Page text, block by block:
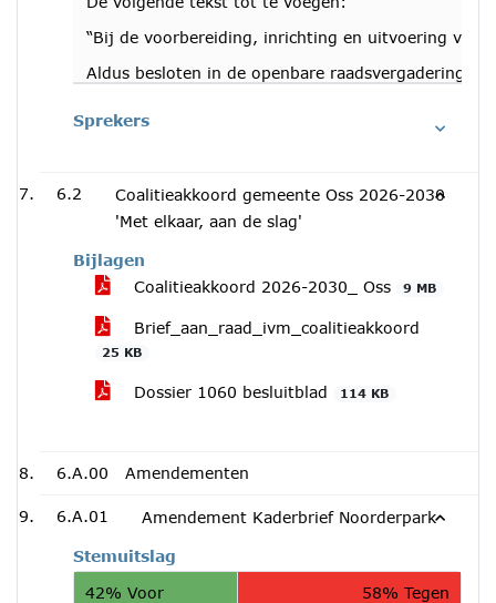
“Bij de voorbereiding, inrichting en uitvoering van
Aldus besloten in de openbare raadsvergadering
Sprekers
6.2
Coalitieakkoord gemeente Oss 2026-2030
'Met elkaar, aan de slag'
Bijlagen
Coalitieakkoord 2026-2030_ Oss
9 MB
Brief_aan_raad_ivm_coalitieakkoord
25 KB
Dossier 1060 besluitblad 114 KB
6.A.00 Amendementen
6.A.01 Amendement Kaderbrief Noorderpark
Stemuitslag
42% Voor
58% Tegen